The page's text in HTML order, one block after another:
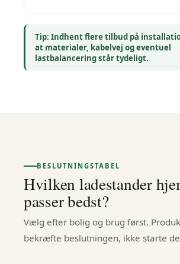
Tip: Indhent flere tilbud på
at materialer, kabelvej og eventuel
lastbalancering står tydeligt.
BESLUTNINGSTABEL
Hvilken ladestander
passer bedst?
Vælg efter bolig og brug først.
bekræfte beslutningen, ikke starte